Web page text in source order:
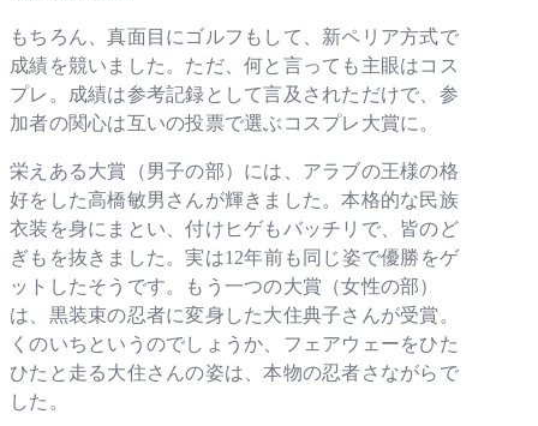
もちろん、真面目にゴルフもして、新ペリア方式で
成績を競いました。ただ、何と言っても主眼はコス
プレ。成績は参考記録として言及されただけで、参
加者の関心は互いの投票で選ぶコスプレ大賞に。
栄えある大賞（男子の部）には、アラブの王様の格
好をした高橋敏男さんが輝きました。本格的な民族
衣装を身にまとい、付けヒゲもバッチリで、皆のど
ぎもを抜きました。実は12年前も同じ姿で優勝をゲ
ットしたそうです。もう一つの大賞（女性の部）
は、黒装束の忍者に変身した大住典子さんが受賞。
くのいちというのでしょうか、フェアウェーをひた
ひたと走る大住さんの姿は、本物の忍者さながらで
した。